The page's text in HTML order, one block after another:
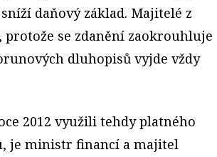
daňový základ. Majitelé z
se zdanění zaokrouhluje
dluhopisů vyjde vždy
2012 využili tehdy platného
je ministr financí a majitel